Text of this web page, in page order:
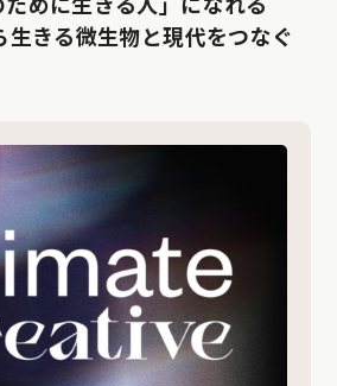
めに生きる人」になれる
生きる微生物と現代をつなぐ